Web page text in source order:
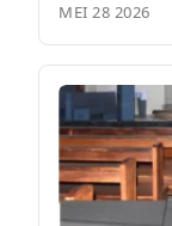
MEI 28 2026